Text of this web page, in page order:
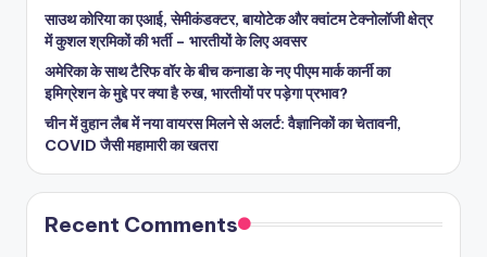
साउथ कोरिया का एआई, सेमीकंडक्टर, बायोटेक और क्वांटम टेक्नोलॉजी क्षेत्र
में कुशल श्रमिकों की भर्ती – भारतीयों के लिए अवसर
अमेरिका के साथ टैरिफ वॉर के बीच कनाडा के नए पीएम मार्क कार्नी का
इमिग्रेशन के मुद्दे पर क्या है रुख, भारतीयों पर पड़ेगा प्रभाव?
चीन में वुहान लैब में नया वायरस मिलने से अलर्ट: वैज्ञानिकों का चेतावनी,
COVID जैसी महामारी का खतरा
Recent Comments